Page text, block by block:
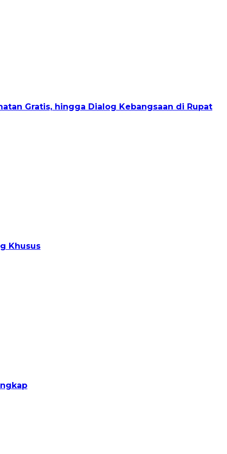
Gratis, hingga Dialog Kebangsaan di Rupat
Khusus